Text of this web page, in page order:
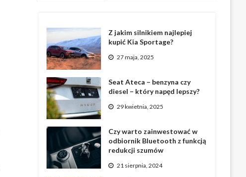
Z jakim silnikiem najlepiej
kupić Kia Sportage?
27 maja, 2025
Seat Ateca – benzyna czy
diesel – który napęd lepszy?
29 kwietnia, 2025
Czy warto zainwestować w
odbiornik Bluetooth z funkcją
redukcji szumów
21 sierpnia, 2024